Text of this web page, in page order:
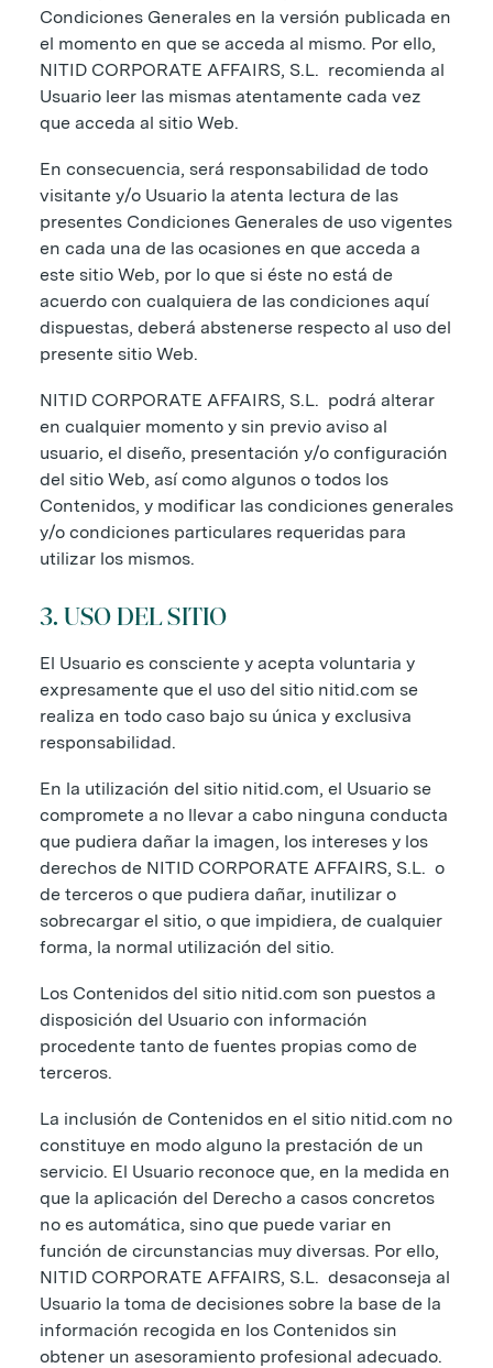
Condiciones Generales en la versión publicada en
el momento en que se acceda al mismo. Por ello,
NITID CORPORATE AFFAIRS, S.L. recomienda al
Usuario leer las mismas atentamente cada vez
que acceda al sitio Web.
En consecuencia, será responsabilidad de todo
visitante y/o Usuario la atenta lectura de las
presentes Condiciones Generales de uso vigentes
en cada una de las ocasiones en que acceda a
este sitio Web, por lo que si éste no está de
acuerdo con cualquiera de las condiciones aquí
dispuestas, deberá abstenerse respecto al uso del
presente sitio Web.
NITID CORPORATE AFFAIRS, S.L. podrá alterar
en cualquier momento y sin previo aviso al
usuario, el diseño, presentación y/o configuración
del sitio Web, así como algunos o todos los
Contenidos, y modificar las condiciones generales
y/o condiciones particulares requeridas para
utilizar los mismos.
3. USO DEL SITIO
El Usuario es consciente y acepta voluntaria y
expresamente que el uso del sitio nitid.com se
realiza en todo caso bajo su única y exclusiva
responsabilidad.
En la utilización del sitio nitid.com, el Usuario se
compromete a no llevar a cabo ninguna conducta
que pudiera dañar la imagen, los intereses y los
derechos de NITID CORPORATE AFFAIRS, S.L. o
de terceros o que pudiera dañar, inutilizar o
sobrecargar el sitio, o que impidiera, de cualquier
forma, la normal utilización del sitio.
Los Contenidos del sitio nitid.com son puestos a
disposición del Usuario con información
procedente tanto de fuentes propias como de
terceros.
La inclusión de Contenidos en el sitio nitid.com no
constituye en modo alguno la prestación de un
servicio. El Usuario reconoce que, en la medida en
que la aplicación del Derecho a casos concretos
no es automática, sino que puede variar en
función de circunstancias muy diversas. Por ello,
NITID CORPORATE AFFAIRS, S.L. desaconseja al
Usuario la toma de decisiones sobre la base de la
información recogida en los Contenidos sin
obtener un asesoramiento profesional adecuado.